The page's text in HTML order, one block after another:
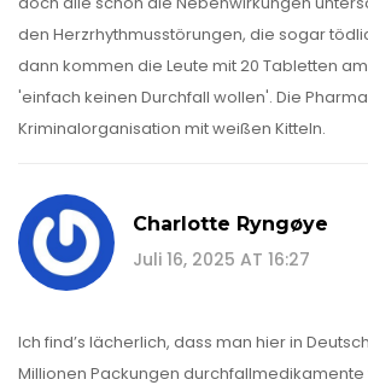
den Herzrhythmusstörungen, die sogar
dann kommen die Leute mit 20 Tabletten
'einfach keinen Durchfall wollen'. Die
Kriminalorganisation mit weißen Kitteln.
Charlotte Ryngøye
Juli 16, 2025 AT 16:27
Ich find’s lächerlich, dass man hier in
Millionen Packungen durchfallmedikamente